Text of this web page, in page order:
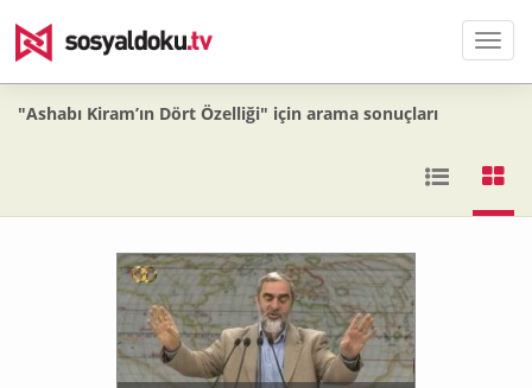
Menü
"Ashabı Kiram’ın Dört Özelliği" için arama sonuçları